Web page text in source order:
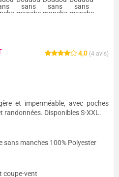
4,0 (4avis)
et imperméable, avec poches
randonnées. Disponibles S-XXL.
sans manches 100% Polyester
coupe-vent